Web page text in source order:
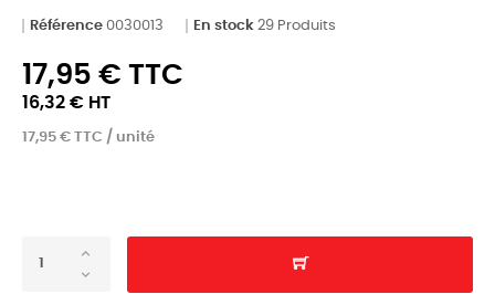
Référence 0030013 En stock 29 Produits
17,95 € TTC
16,32 € HT
17,95 € TTC / unité